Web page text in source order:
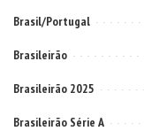
Brasil/Portugal
Brasileirão
Brasileirão 2025
Brasileirão Série A